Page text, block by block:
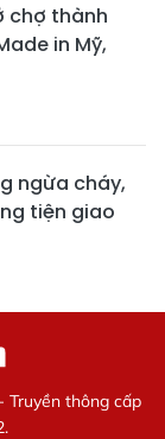
chợ thành
in Mỹ,
ngừa cháy,
tiện giao
Truyền thông cấp